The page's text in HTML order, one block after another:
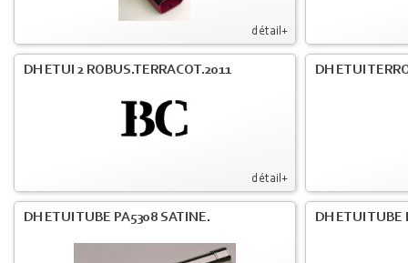
détail+
détail+
DH ETUI 2 ROBUS.TERRACOT.2011 DH ETUI
DH ETUI TUBE PA5308 SATINE. DH ETUI TUBE